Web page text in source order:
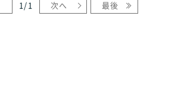
1/1 次へ 最後